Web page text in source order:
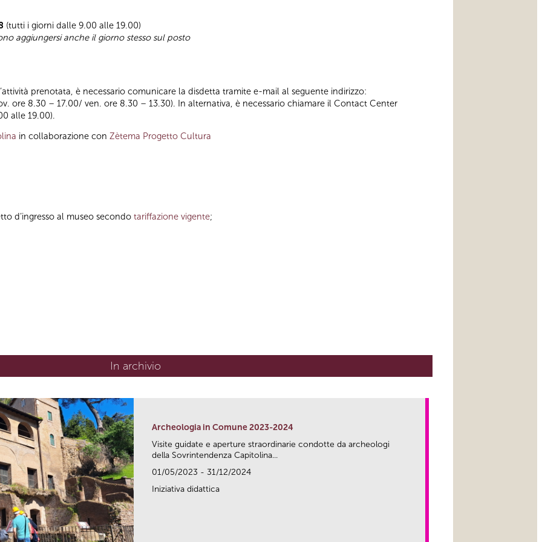
(tutti i giorni dalle 9.00 alle 19.00)
aggiungersi anche il giorno stesso sul posto
prenotata, è necessario comunicare la disdetta tramite e-mail al seguente indirizzo:
ore 8.30 – 17.00/ ven. ore 8.30 – 13.30). In alternativa, è necessario chiamare il Contact Center
alle 19.00).
in collaborazione con Zètema Progetto Cultura
d’ingresso al museo secondo tariffazione vigente;
In archivio
Archeologia in Comune 2023-2024
Visite guidate e aperture straordinarie condotte da archeologi
della Sovrintendenza Capitolina...
01/05/2023 - 31/12/2024
Iniziativa didattica